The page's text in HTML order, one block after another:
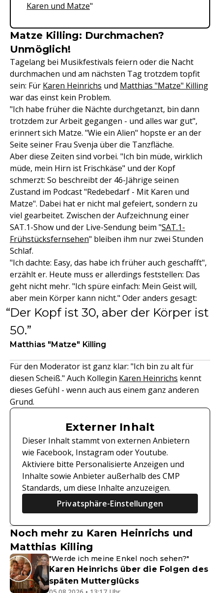
Karen und Matze"
Matze Killing: Durchmachen?
Unmöglich!
Tagelang bei Musikfestivals feiern oder die Nacht
durchmachen und am nächsten Tag trotzdem topfit
sein: Für Karen Heinrichs und Matthias "Matze" Killing
war das einst kein Problem.
"Ich habe früher die Nächte durchgetanzt, bin dann
trotzdem zur Arbeit gegangen - und alles war gut",
erinnert sich Matze. "Wie ein Alien" hopste er an der
Seite seiner Frau Svenja über die Tanzfläche.
Aber diese Zeiten sind vorbei. "Ich bin müde, wirklich
müde, mein Hirn ist Frischkäse" und der Kopf
schmerzt: So beschreibt der 46-Jährige seinen
Zustand im Podcast "Redebedarf - Mit Karen und
Matze". Dabei hat er nicht mal gefeiert, sondern zu
viel gearbeitet. Zwischen der Aufzeichnung einer
SAT.1-Show und der Live-Sendung beim "SAT.1-
Frühstücksfernsehen" bleiben ihm nur zwei Stunden
Schlaf.
"Ich dachte: Easy, das habe ich früher auch geschafft",
erzählt er. Heute muss er allerdings feststellen: Das
geht nicht mehr. "Ich spüre einfach: Mein Geist will,
aber mein Körper kann nicht." Oder anders gesagt:
Der Kopf ist 30, aber der Körper ist
50.
Matthias "Matze" Killing
Für den Moderator ist ganz klar: "Ich bin zu alt für
diesen Scheiß." Auch Kollegin Karen Heinrichs kennt
dieses Gefühl - wenn auch aus einem ganz anderen
Grund.
Externer Inhalt
Dieser Inhalt stammt von externen Anbietern
wie Facebook, Instagram oder Youtube.
Aktiviere bitte Personalisierte Anzeigen und
Inhalte sowie Anbieter außerhalb des CMP
Standards, um diese Inhalte anzuzeigen.
Privatsphäre-Einstellungen
Noch mehr zu Karen Heinrichs und
Matthias Killing
"Werde ich meine Enkel noch sehen?"
Karen Heinrichs über die Folgen des
späten Mutterglücks